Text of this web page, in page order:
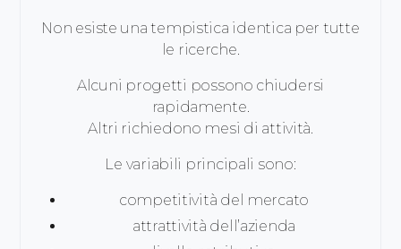
Non esiste una tempistica identica per tutte
le ricerche.
Alcuni progetti possono chiudersi
rapidamente.
Altri richiedono mesi di attività.
Le variabili principali sono:
competitività del mercato
attrattività dell’azienda